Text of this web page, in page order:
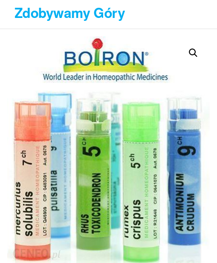
Przejdź
treści
Zdobywamy Góry